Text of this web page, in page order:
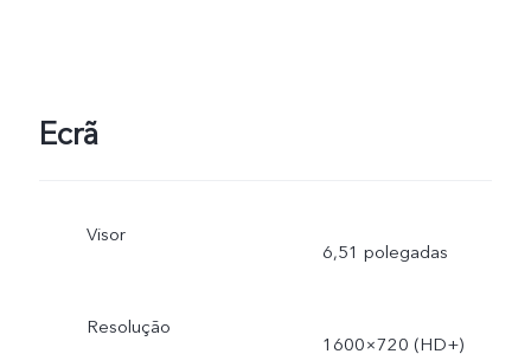
Ecrã
Visor
6,51 polegadas
Resolução
1600×720 (HD+)